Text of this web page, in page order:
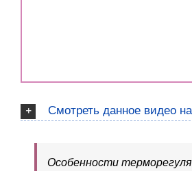
Смотреть данное видео
Особенности